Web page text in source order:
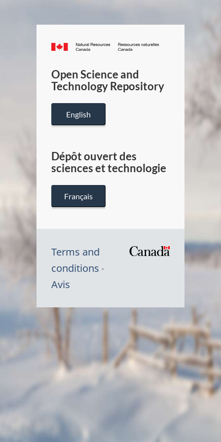
Canada.ca
/
Canada
Open Science and
Technology Repository
English
Dépôt ouvert des
sciences et technologie
Français
Terms and
conditions
Avis
Symbole
Canada